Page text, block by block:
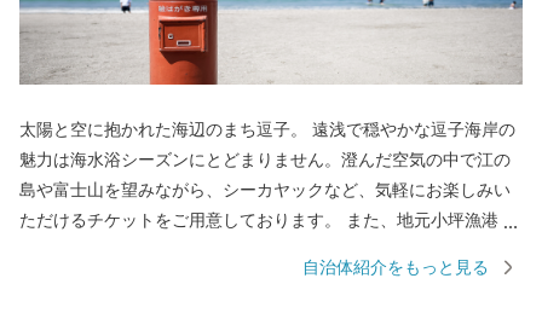
太陽と空に抱かれた海辺のまち逗子。 遠浅で穏やかな逗子海岸の
魅力は海水浴シーズンにとどまりません。澄んだ空気の中で江の
島や富士山を望みながら、シーカヤックなど、気軽にお楽しみい
ただけるチケットをご用意しております。 また、地元小坪漁港で
ド「あかもく」の加工品など、逗子にお越しにならなくても逗子
自治体紹介をもっと見る